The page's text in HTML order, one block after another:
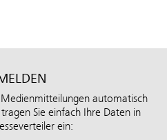
automatisch
Sie einfach Ihre Daten in
ein: